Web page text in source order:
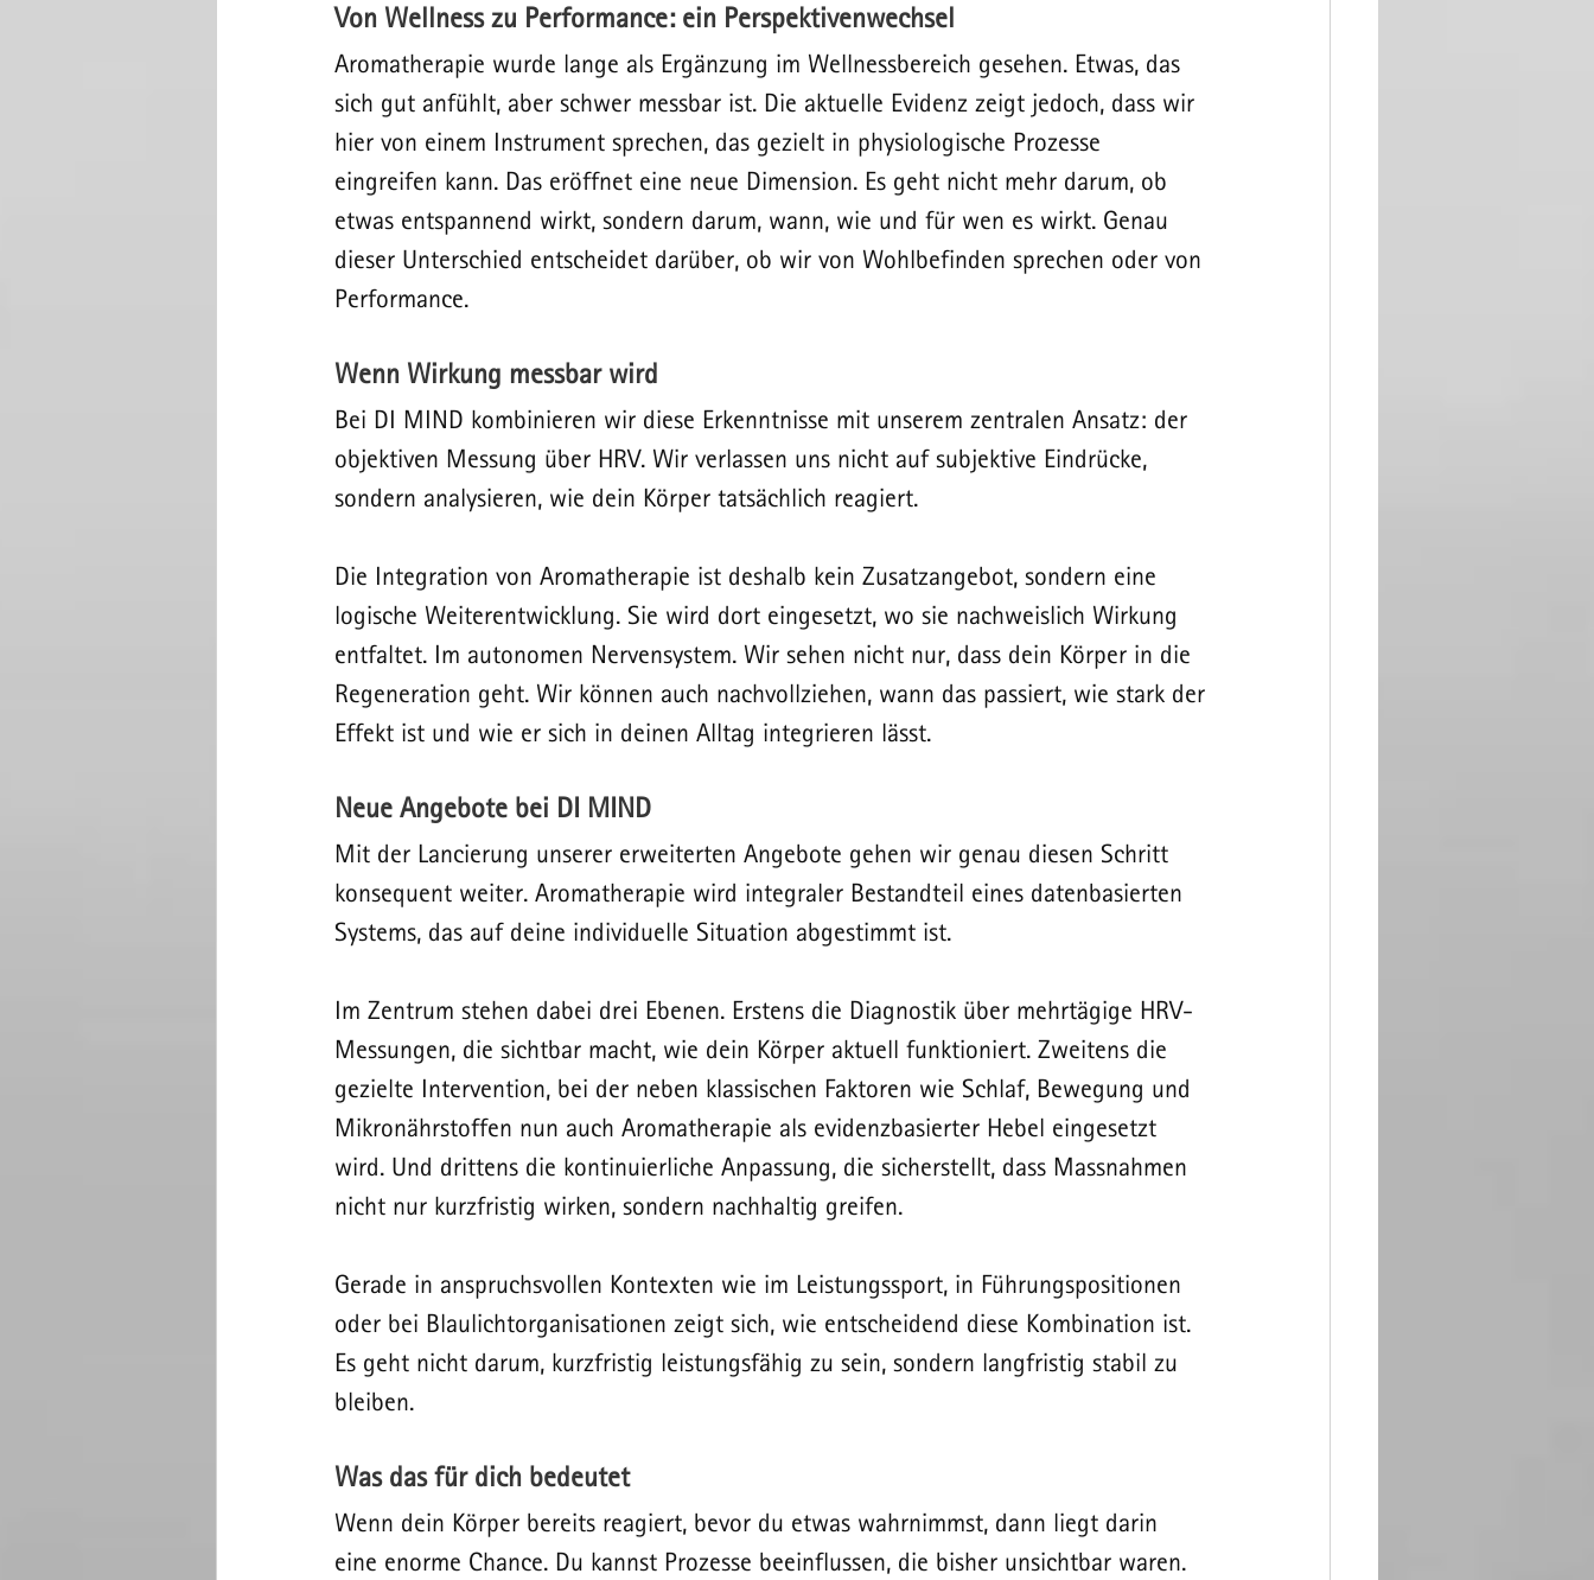
Von Wellness zu Performance: ein Perspektivenwechsel
Aromatherapie wurde lange als Ergänzung im Wellnessbereich gesehen. Etwas, das
sich gut anfühlt, aber schwer messbar ist. Die aktuelle Evidenz zeigt jedoch, dass wir
hier von einem Instrument sprechen, das gezielt in physiologische Prozesse
eingreifen kann. Das eröffnet eine neue Dimension. Es geht nicht mehr darum, ob
etwas entspannend wirkt, sondern darum, wann, wie und für wen es wirkt. Genau
dieser Unterschied entscheidet darüber, ob wir von Wohlbefinden sprechen oder von
Performance.
Wenn Wirkung messbar wird
Bei DI MIND kombinieren wir diese Erkenntnisse mit unserem zentralen Ansatz: der
objektiven Messung über HRV. Wir verlassen uns nicht auf subjektive Eindrücke,
sondern analysieren, wie dein Körper tatsächlich reagiert.
Die Integration von Aromatherapie ist deshalb kein Zusatzangebot, sondern eine
logische Weiterentwicklung. Sie wird dort eingesetzt, wo sie nachweislich Wirkung
entfaltet. Im autonomen Nervensystem. Wir sehen nicht nur, dass dein Körper in die
Regeneration geht. Wir können auch nachvollziehen, wann das passiert, wie stark der
Effekt ist und wie er sich in deinen Alltag integrieren lässt.
Neue Angebote bei DI MIND
Mit der Lancierung unserer erweiterten Angebote gehen wir genau diesen Schritt
konsequent weiter. Aromatherapie wird integraler Bestandteil eines datenbasierten
Systems, das auf deine individuelle Situation abgestimmt ist.
Im Zentrum stehen dabei drei Ebenen. Erstens die Diagnostik über mehrtägige HRV-
Messungen, die sichtbar macht, wie dein Körper aktuell funktioniert. Zweitens die
gezielte Intervention, bei der neben klassischen Faktoren wie Schlaf, Bewegung und
Mikronährstoffen nun auch Aromatherapie als evidenzbasierter Hebel eingesetzt
wird. Und drittens die kontinuierliche Anpassung, die sicherstellt, dass Massnahmen
nicht nur kurzfristig wirken, sondern nachhaltig greifen.
Gerade in anspruchsvollen Kontexten wie im Leistungssport, in Führungspositionen
oder bei Blaulichtorganisationen zeigt sich, wie entscheidend diese Kombination ist.
Es geht nicht darum, kurzfristig leistungsfähig zu sein, sondern langfristig stabil zu
bleiben.
Was das für dich bedeutet
Wenn dein Körper bereits reagiert, bevor du etwas wahrnimmst, dann liegt darin
eine enorme Chance. Du kannst Prozesse beeinflussen, die bisher unsichtbar waren.